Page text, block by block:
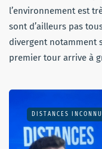
l’environnement est
sont d’ailleurs pas
divergent notamment
premier tour arrive à
DISTANCES